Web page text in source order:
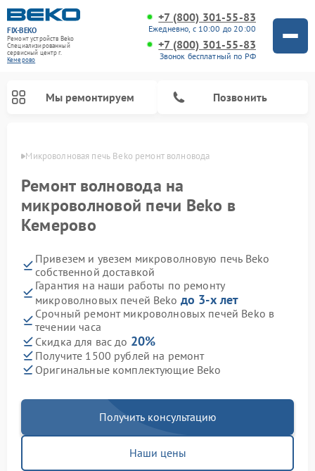
FIX-BEKO
Ремонт устройств Beko
Специализированный
cервисный центр г.
Кемерово
+7 (800) 301-55-83
Ежедневно, с 10:00 до 20:00
+7 (800) 301-55-83
Звонок бесплатный по РФ
Мы ремонтируем Позвонить
Микроволновая печь Beko ремонт волновода
Ремонт волновода на
микроволновой печи Beko в
Кемерово
Привезем и увезем микроволновую печь Beko
собственной доставкой
Гарантия на наши работы по ремонту
микроволновых печей Beko до 3-х лет
Срочный ремонт микроволновых печей Beko в
течении часа
Скидка для вас до 20%
Получите 1500 рублей на ремонт
Оригинальные комплектующие Beko
Получить консультацию
Наши цены